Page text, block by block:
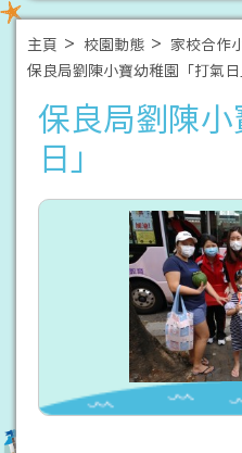
主頁 校園動態
家校合作
保良局劉陳小寶幼稚園「打氣日
保良局劉陳
日」